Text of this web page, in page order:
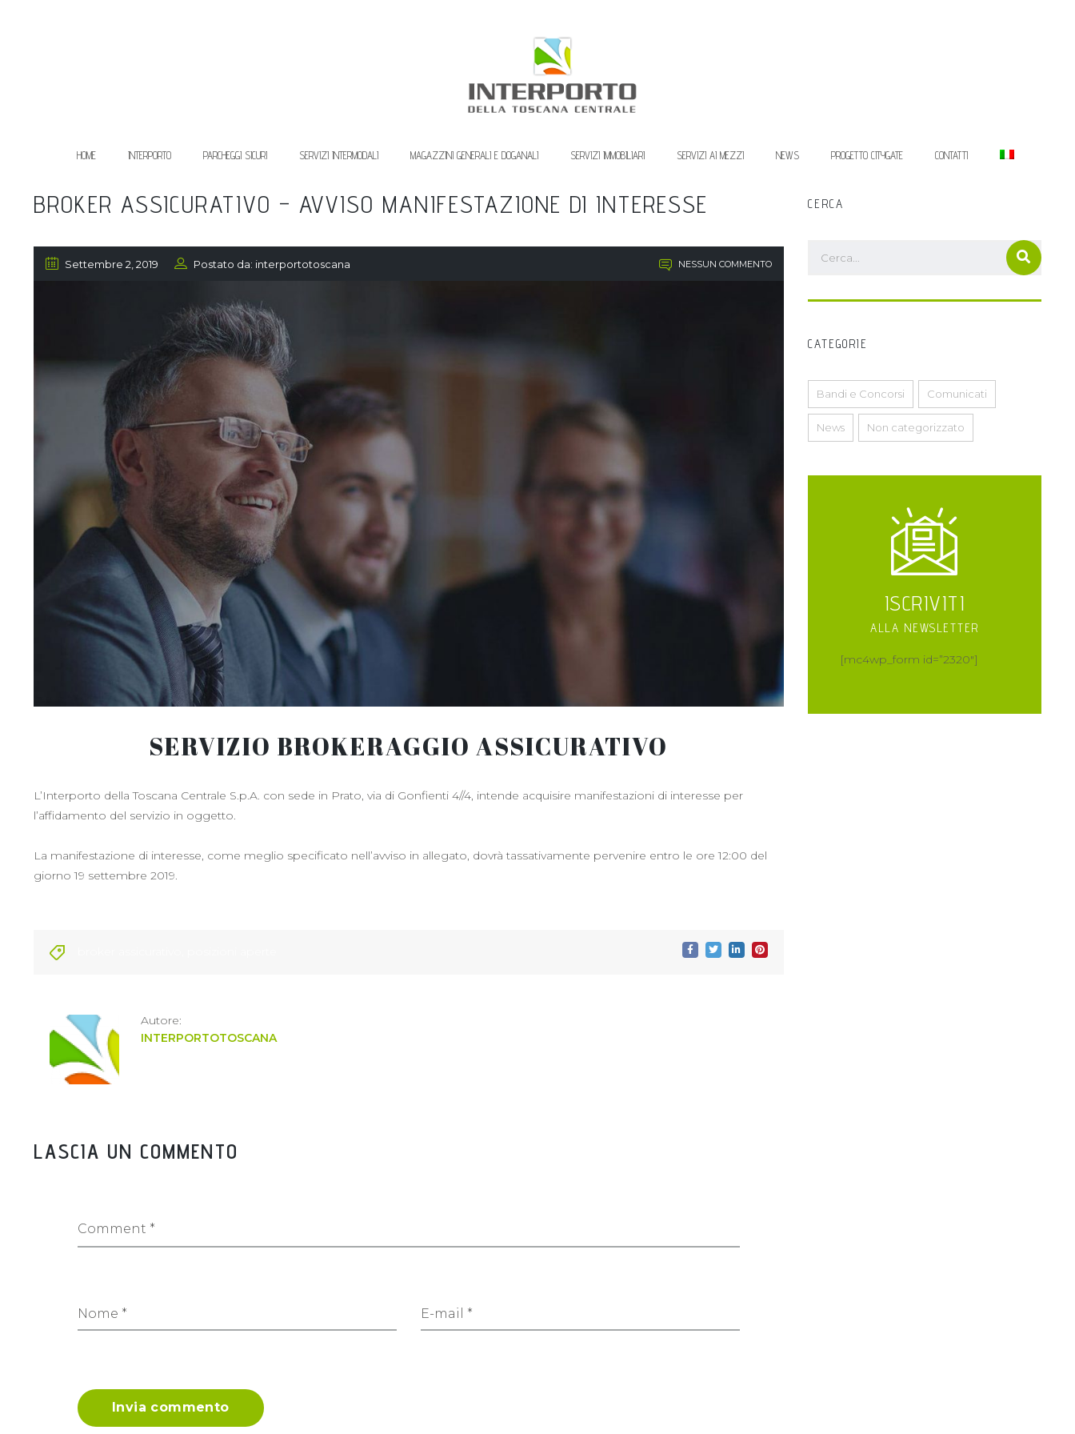
HOME INTERPORTO PARCHEGGI SICURI SERVIZI INTERMODALI MAGAZZINI GENERALI E DOGANALI SERVIZI IMMOBILIARI SERVIZI AI MEZZI NEWS PROGETTO CITYGATE CONTATTI
BROKER ASSICURATIVO – AVVISO MANIFESTAZIONE DI INTERESSE
Settembre 2, 2019 Postato da: interportotoscana NESSUN COMMENTO
SERVIZIO BROKERAGGIO ASSICURATIVO
L’Interporto della Toscana Centrale S.p.A. con sede in Prato, via di Gonfienti 4//4, intende acquisire manifestazioni di interesse per
l’affidamento del servizio in oggetto.
La manifestazione di interesse, come meglio specificato nell’avviso in allegato, dovrà tassativamente pervenire entro le ore 12:00 del
giorno 19 settembre 2019.
Autore:
INTERPORTOTOSCANA
LASCIA UN COMMENTO
Comment *
Nome * E-mail *
Invia commento
CERCA
CATEGORIE
Bandi e Concorsi Comunicati
News Non categorizzato
ISCRIVITI
ALLA NEWSLETTER
[mc4wp_form id=”2320″]